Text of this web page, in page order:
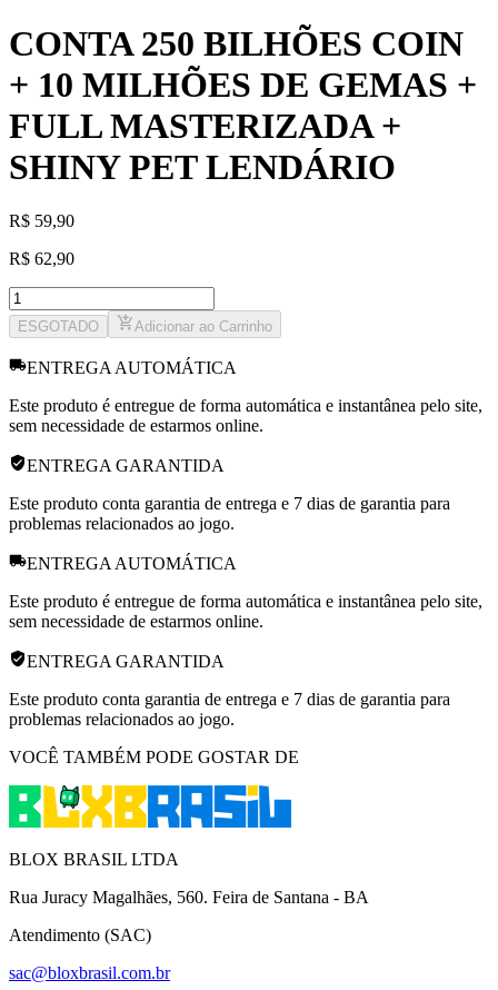
CONTA 250 BILHÕES COIN
+ 10 MILHÕES DE GEMAS +
FULL MASTERIZADA +
SHINY PET LENDÁRIO
R$ 59,90
R$ 62,90
ESGOTADO Adicionar ao Carrinho
ENTREGA AUTOMÁTICA
Este produto é entregue de forma automática e instantânea pelo site,
sem necessidade de estarmos online.
ENTREGA GARANTIDA
Este produto conta garantia de entrega e 7 dias de garantia para
problemas relacionados ao jogo.
ENTREGA AUTOMÁTICA
Este produto é entregue de forma automática e instantânea pelo site,
sem necessidade de estarmos online.
ENTREGA GARANTIDA
Este produto conta garantia de entrega e 7 dias de garantia para
problemas relacionados ao jogo.
VOCÊ TAMBÉM PODE GOSTAR DE
BLOX BRASIL LTDA
Rua Juracy Magalhães, 560. Feira de Santana - BA
Atendimento (SAC)
sac@bloxbrasil.com.br